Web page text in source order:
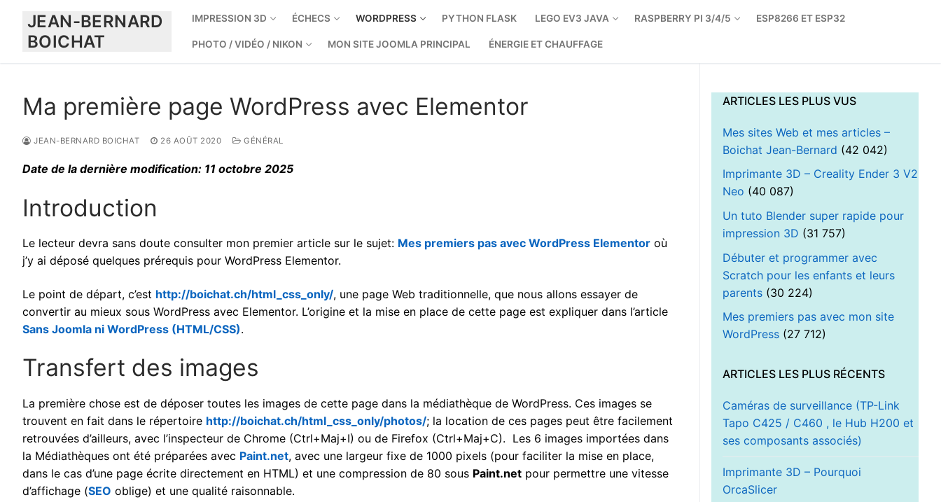
contenu
JEAN-BERNARD
BOICHAT
IMPRESSION 3D ÉCHECS WORDPRESS PYTHON FLASK LEGO EV3 JAVA RASPBERRY PI 3/4/5 ESP8266 ET ESP32
PHOTO / VIDÉO / NIKON MON SITE JOOMLA PRINCIPAL ÉNERGIE ET CHAUFFAGE
Ma première page WordPress avec Elementor
JEAN-BERNARD BOICHAT 26 AOÛT 2020 GÉNÉRAL
Date de la dernière modification: 11 octobre 2025
Introduction
Le lecteur devra sans doute consulter mon premier article sur le sujet: Mes premiers pas avec WordPress Elementor où
j’y ai déposé quelques prérequis pour WordPress Elementor.
Le point de départ, c’est http://boichat.ch/html_css_only/, une page Web traditionnelle, que nous allons essayer de
convertir au mieux sous WordPress avec Elementor. L’origine et la mise en place de cette page est expliquer dans l’article
Sans Joomla ni WordPress (HTML/CSS).
Transfert des images
La première chose est de déposer toutes les images de cette page dans la médiathèque de WordPress. Ces images se
trouvent en fait dans le répertoire http://boichat.ch/html_css_only/photos/; la location de ces pages peut être facilement
retrouvées d’ailleurs, avec l’inspecteur de Chrome (Ctrl+Maj+I) ou de Firefox (Ctrl+Maj+C). Les 6 images importées dans
la Médiathèques ont été préparées avec Paint.net, avec une largeur fixe de 1000 pixels (pour faciliter la mise en place,
dans le cas d’une page écrite directement en HTML) et une compression de 80 sous Paint.net pour permettre une vitesse
d’affichage (SEO oblige) et une qualité raisonnable.
ARTICLES LES PLUS VUS
Mes sites Web et mes articles –
Boichat Jean-Bernard (42 042)
Imprimante 3D – Creality Ender 3 V2
Neo (40 087)
Un tuto Blender super rapide pour
impression 3D (31 757)
Débuter et programmer avec
Scratch pour les enfants et leurs
parents (30 224)
Mes premiers pas avec mon site
WordPress (27 712)
ARTICLES LES PLUS RÉCENTS
Caméras de surveillance (TP-Link
Tapo C425 / C460 , le Hub H200 et
ses composants associés)
Imprimante 3D – Pourquoi
OrcaSlicer